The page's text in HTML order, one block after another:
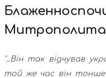
Митрополита
"...Він так відчував
той же час він тонше